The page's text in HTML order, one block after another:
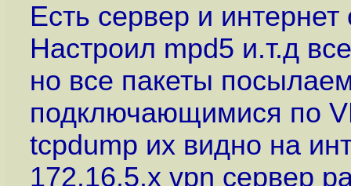
Есть сервер и
Настроил mpd5 и.т.д
но все пакеты
подключающимися по
tcpdump их видно на
172.16.5.х vpn сервер